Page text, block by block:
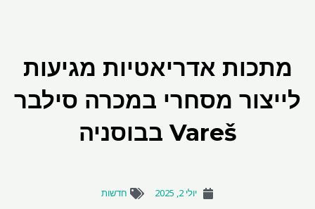
מתכות אדריאטיות מגיעות
לייצור מסחרי במכרה סילבר
Vareš בבוסניה
יולי 2, 2025 חדשות